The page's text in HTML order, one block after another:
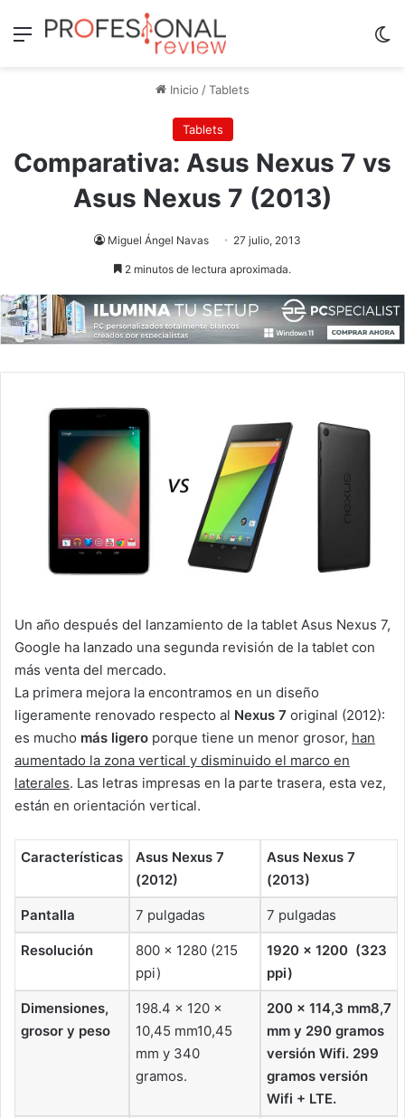
Menú
Inicio /Tablets
Tablets
Comparativa: Asus Nexus 7 vs
Asus Nexus 7 (2013)
Miguel Ángel Navas 27 julio, 2013
2 minutos de lectura aproximada.
Un año después del lanzamiento de la tablet Asus Nexus 7,
Google ha lanzado una segunda revisión de la tablet con
más venta del mercado.
La primera mejora la encontramos en un diseño
ligeramente renovado respecto al Nexus 7 original (2012):
es mucho más ligero porque tiene un menor grosor, han
aumentado la zona vertical y disminuido el marco en
laterales. Las letras impresas en la parte trasera, esta vez,
están en orientación vertical.
Características
Asus Nexus 7
(2012)
Asus Nexus 7
(2013)
Pantalla 7 pulgadas 7 pulgadas
Resolución
800 × 1280 (215
ppi)
1920 x 1200 (323
ppi)
Dimensiones,
grosor y peso
198.4 × 120 ×
10,45 mm10,45
mm y 340
gramos.
200 × 114,3 mm8,7
mm y 290 gramos
versión Wifi. 299
gramos versión
Wifi + LTE.